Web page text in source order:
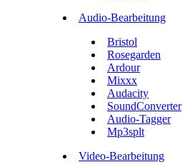
Audio-Bearbeitung
Bristol
Rosegarden
Ardour
Mixxx
Audacity
SoundConverter
Audio-Tagger
Mp3splt
Video-Bearbeitung